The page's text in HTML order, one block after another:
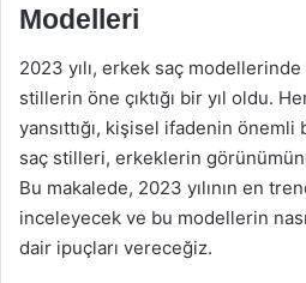
Modelleri
2023 yılı, erkek saç
stillerin öne çıktığı bir yıl oldu.
yansıttığı, kişisel ifadenin önemli
saç stilleri, erkeklerin
Bu makalede, 2023 yılının en
inceleyecek ve bu modellerin
dair ipuçları vereceğiz.